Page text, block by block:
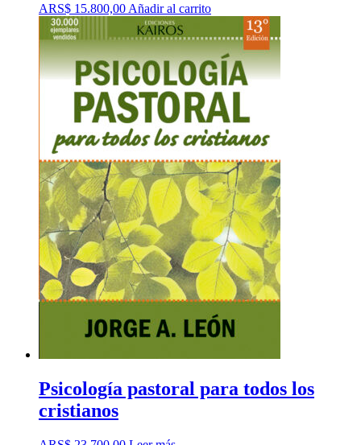
ARS$ 15.800,00 Añadir al carrito
Psicología pastoral para todos los
cristianos